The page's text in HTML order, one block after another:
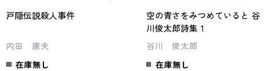
戸隠伝説殺人事件
内田 康夫
在庫無し
空の青さをみつめていると 谷
川俊太郎詩集１
谷川 俊太郎
在庫無し